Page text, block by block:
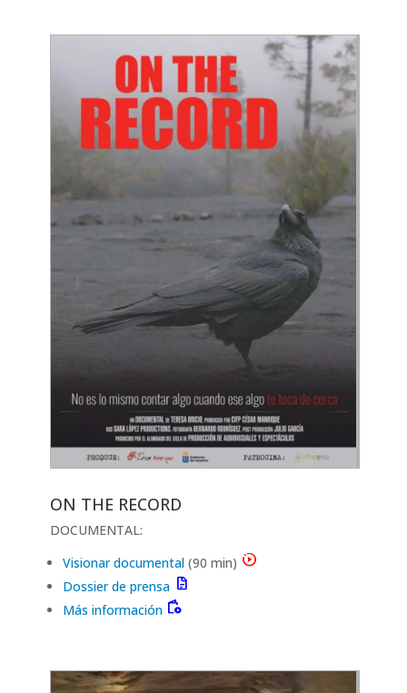
ON THE RECORD
DOCUMENTAL:
Visionar documental(90 min) motion_play
Dossier de prensa docs
Más información books_movies_and_music